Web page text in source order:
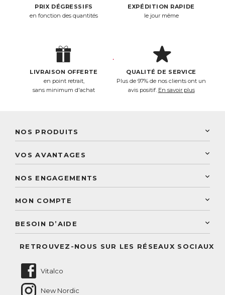
PRIX DÉGRESSIFS
en fonction des quantités
EXPÉDITION RAPIDE
le jour même
LIVRAISON OFFERTE
en point retrait,
sans minimum d'achat
QUALITÉ DE SERVICE
Plus de 97% de nos clients ont un
avis positif. En savoir plus
NOS PRODUITS
Laboratoire Landais
Découvrez le catalogue
VOS AVANTAGES
Paiement sécurisé
Conseils personnalisés
NOS ENGAGEMENTS
Conseil personnalisé
MON COMPTE
BESOIN D’AIDE
RETROUVEZ-NOUS SUR LES RÉSEAUX SOCIAUX
Vitalco
New Nordic